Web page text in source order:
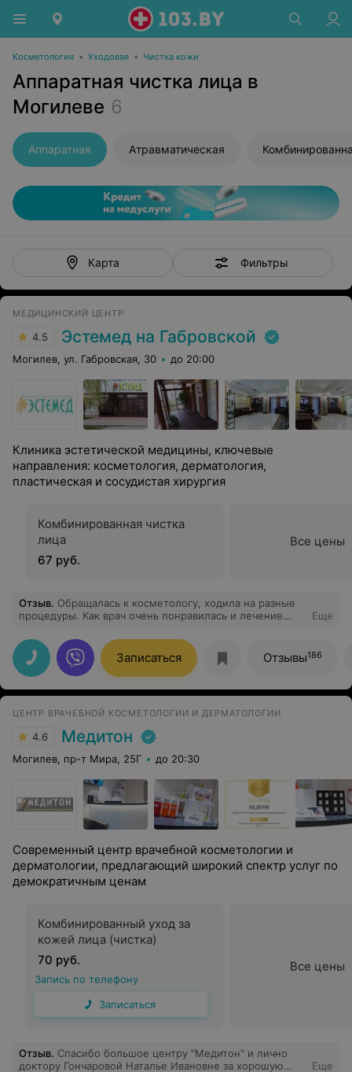
Косметология • Уходовая • Чистка кожи
Аппаратная чистка лица в
Могилеве 6
Аппаратная Атравматическая
Карта Фильтры
МЕДИЦИНСКИЙ ЦЕНТР
4.5 Эстемед на Габровской
Могилев, ул. Габровская, 30 до 20:00
Клиника эстетической медицины, ключевые
направления: косметология, дерматология,
пластическая и сосудистая хирургия
Комбинированная чистка
лица
67 руб.
Все цены
Отзыв. Обращалась к косметологу, ходила на разные
процедуры. Как врач очень понравилась и лечение
рекомендации по домашнему уходу. Уже через
несколько процедур заметила, что кожа на лице стала
выглядеть более здоровой, упругой, начали
разглаживаться мелкие морщинки, прошла сухость и
покраснения, не думала, что без операций можно
Отличный персонал, врачи и обстановка!
Еще
Записаться Отзывы186
ЦЕНТР ВРАЧЕБНОЙ КОСМЕТОЛОГИИ И ДЕРМАТОЛОГИИ
4.6 Медитон
Могилев, пр-т Мира, 25Г до 20:30
Современный центр врачебной косметологии и
дерматологии, предлагающий широкий спектр услуг по
демократичным ценам
Комбинированный уход за
кожей лица (чистка)
70 руб.
Запись по телефону
Записаться
Все цены
Отзыв. Спасибо большое центру "Медитон" и лично
доктору Гончаровой Наталье Ивановне за хорошую
Еще